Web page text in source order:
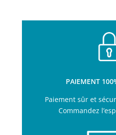
PAIEMENT
Paiement sûr et
Commandez